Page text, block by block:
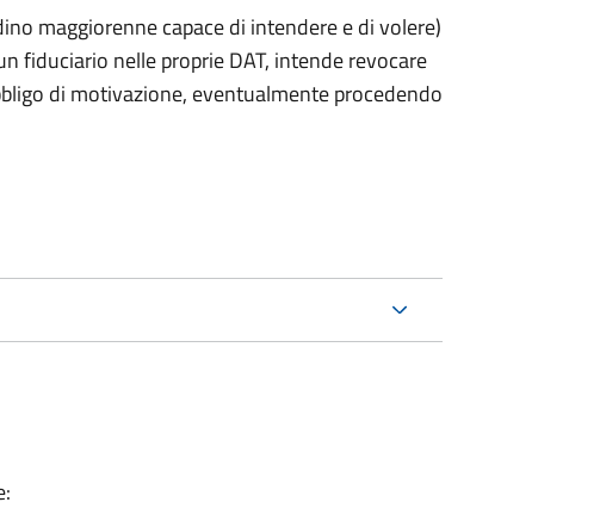
maggiorenne capace di intendere e di volere)
fiduciario nelle proprie DAT, intende revocare
di motivazione, eventualmente procedendo